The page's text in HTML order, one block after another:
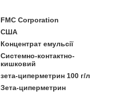
FMC Corporation
США
Концентрат емульсії
Системно-контактно-
кишковий
зета-циперметрин 100 г/л
Зета-циперметрин